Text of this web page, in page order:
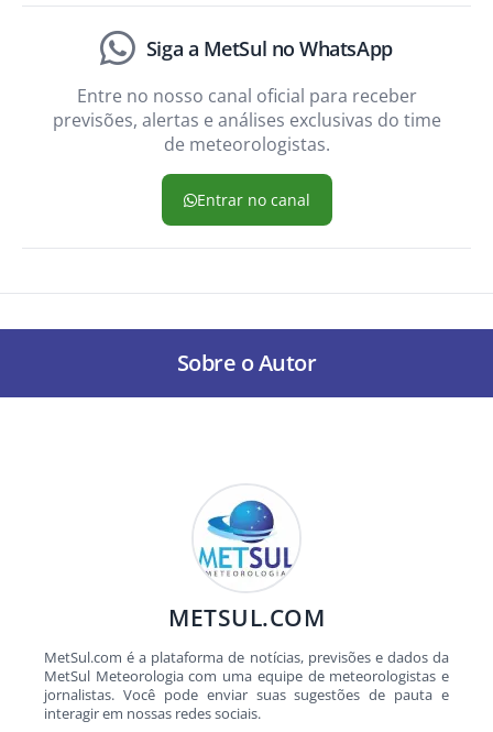
Siga a MetSul no WhatsApp
Entre no nosso canal oficial para receber
previsões, alertas e análises exclusivas do time
de meteorologistas.
Entrar no canal
Sobre o Autor
METSUL.COM
MetSul.com é a plataforma de notícias, previsões e dados da
MetSul Meteorologia com uma equipe de meteorologistas e
jornalistas. Você pode enviar suas sugestões de pauta e
interagir em nossas redes sociais.